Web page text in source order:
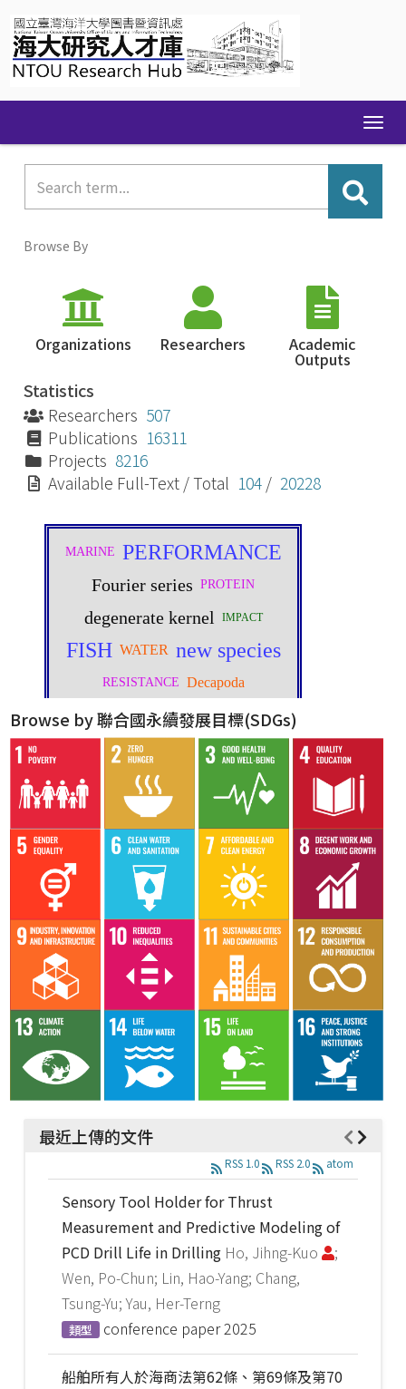
navigation
Browse By
Organizations Researchers Academic
Outputs
Statistics
Researchers 507
Publications 16311
Projects 8216
Available Full-Text / Total 104 / 20228
Browse by 聯合國永續發展目標(SDGs)
最近上傳的文件
RSS 1.0 RSS 2.0 atom
Sensory Tool Holder for Thrust
Measurement and Predictive Modeling of
PCD Drill Life in Drilling Ho, Jihng-Kuo
;
Wen, Po-Chun; Lin, Hao-Yang; Chang,
Tsung-Yu; Yau, Her-Terng
類型 conference paper2025
船舶所有人於海商法第62條、第69條及第70